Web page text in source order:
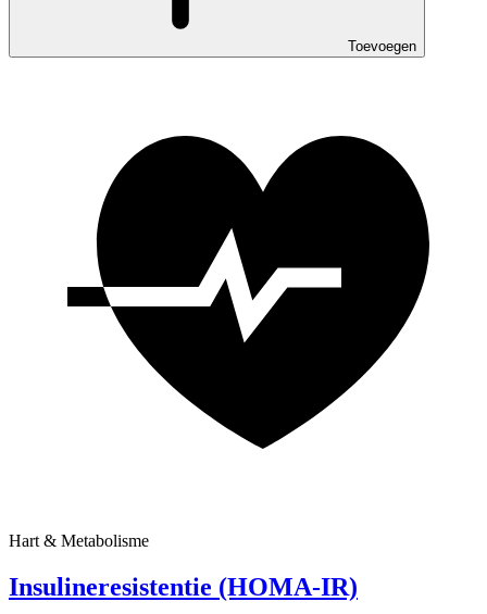
Toevoegen
Hart & Metabolisme
Insulineresistentie (HOMA-IR)